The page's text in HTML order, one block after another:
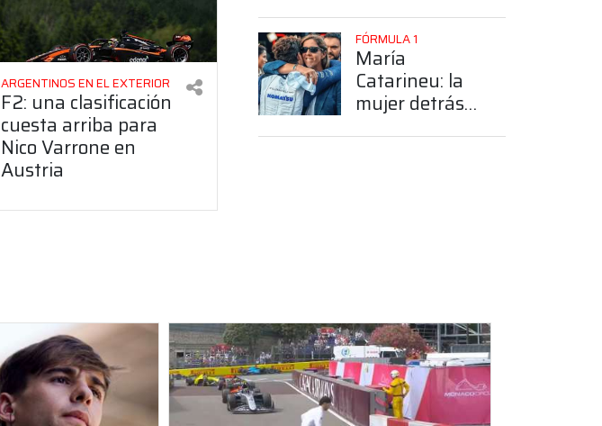
ARGENTINOS EN EL EXTERIOR
F2: una clasificación
cuesta arriba para
Nico Varrone en
Austria
grande"
FÓRMULA 1
María
Catarineu: la
mujer detrás